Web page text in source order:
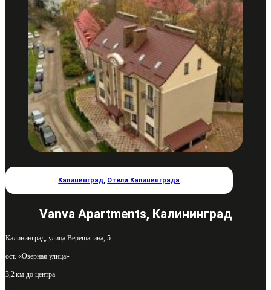
Калининград, Отели Калининграда
Vanva Apartments, Калининград
Калининград, улица Верещагина, 5
ост. «Озёрная улица»
3,2 км до центра